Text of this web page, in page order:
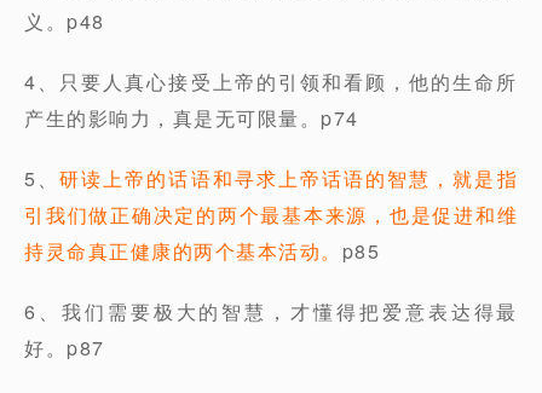
义。p48
4、只要人真心接受上帝的引领和看顾，他的生命所
产生的影响力，真是无可限量。p74
5、研读上帝的话语和寻求上帝话语的智慧，就是指
引我们做正确决定的两个最基本来源，也是促进和维
持灵命真正健康的两个基本活动。 p85
6、我们需要极大的智慧，才懂得把爱意表达得最
好。p87